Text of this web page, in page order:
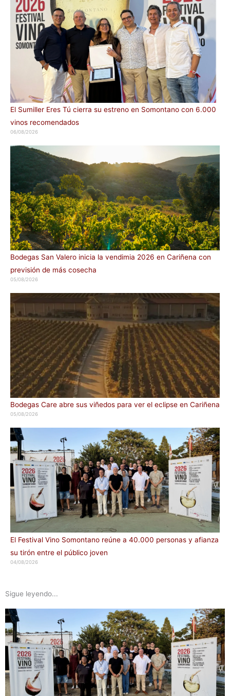
El Sumiller Eres Tú cierra su estreno en Somontano con 6.000
vinos recomendados
06/08/2026
Bodegas San Valero inicia la vendimia 2026 en Cariñena con
previsión de más cosecha
05/08/2026
Bodegas Care abre sus viñedos para ver el eclipse en Cariñena
05/08/2026
El Festival Vino Somontano reúne a 40.000 personas y afianza
su tirón entre el público joven
04/08/2026
Sigue leyendo...